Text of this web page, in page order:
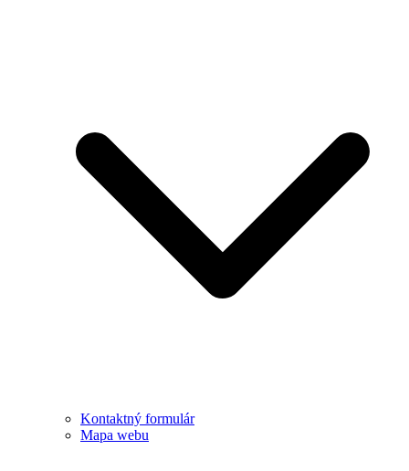
Kontaktný formulár
Mapa webu